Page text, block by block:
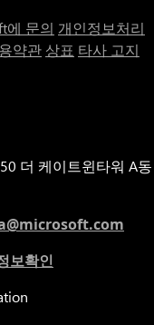
에 문의 개인정보처리
약관 상표 타사 고지
더 케이트윈타워 A동
보확인